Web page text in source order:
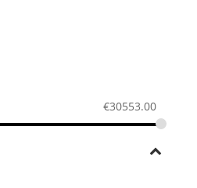
€30553.00